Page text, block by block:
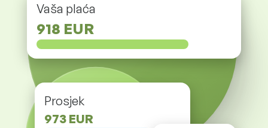
Vaša plaća
918 EUR
Prosjek
973 EUR